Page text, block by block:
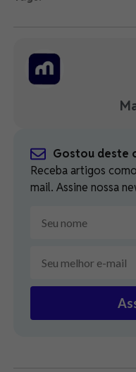
Gostou deste
Receba artigos
mail. Assine nossa